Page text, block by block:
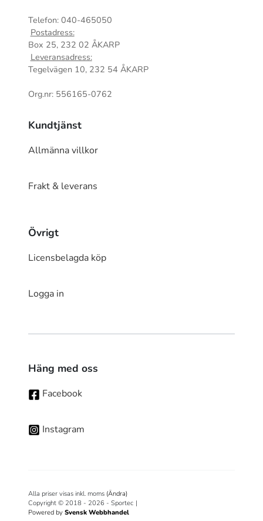
Telefon: 040-465050
Postadress:
Box 25, 232 02 ÅKARP
Leveransadress:
Tegelvägen 10, 232 54 ÅKARP
Org.nr: 556165-0762
Kundtjänst
Allmänna villkor
Frakt & leverans
Övrigt
Licensbelagda köp
Logga in
Häng med oss
Facebook
Instagram
Alla priser visas inkl. moms (Ändra)
Copyright © 2018 - 2026 - Sportec |
Powered by Svensk Webbhandel